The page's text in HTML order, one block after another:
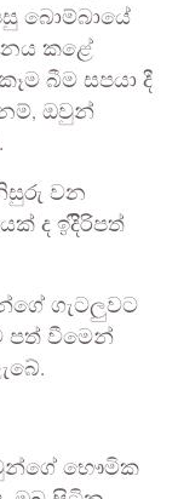
බොම්බායේ
කළේ
බීම සපයා දී
ඔවුන්
වන
ද ඉදිිරිපත්
ගැටලුවට
පත් වීමෙන්
භෞමික